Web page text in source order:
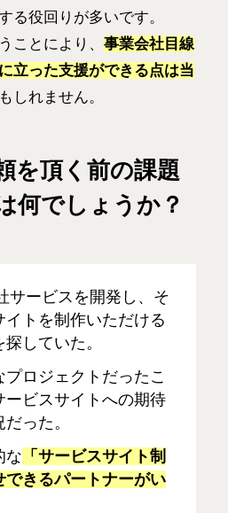
る役回りが多いです。
ことにより、 事業会社目線
立った支援ができる点は当
しれません。
を頂く前の課題
何でしょうか？
サービスを開発し、そ
イトを制作いただける
していた。
プロジェクトだったこ
ービスサイトへの期待
った。
な 「サービスサイト制
できるパートナーがい